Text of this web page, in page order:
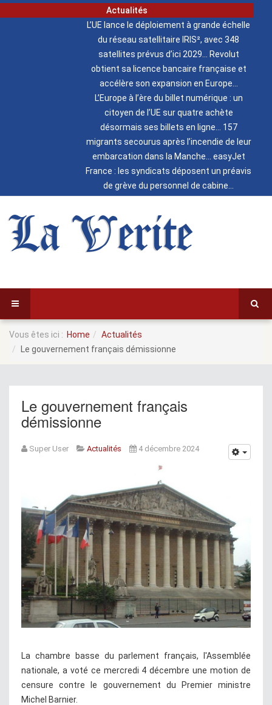
Actualités
L’UE lance le déploiement à grande échelle
du réseau satellitaire IRIS², avec 348
satellites prévus d’ici 2029
Revolut
obtient sa licence bancaire française et
accélère son expansion en Europe
L’Europe à l’ère du billet numérique : un
citoyen de l’UE sur quatre achète
désormais ses billets en ligne
157
migrants secourus après l’incendie de leur
embarcation dans la Manche
easyJet
France : les syndicats déposent un préavis
de grève du personnel de cabine
La Verite
Vous êtes ici : Home
Actualités
Le gouvernement français démissionne
Le gouvernement français
démissionne
Super User Actualités 4 décembre 2024
La chambre basse du parlement français, l'Assemblée
nationale, a voté ce mercredi 4 décembre une motion de
censure contre le gouvernement du Premier ministre
Michel Barnier.